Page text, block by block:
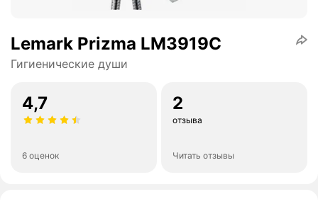
Lemark Prizma LM3919C
Гигиенические души
4,7
6 оценок
2
отзыва
Читать отзывы